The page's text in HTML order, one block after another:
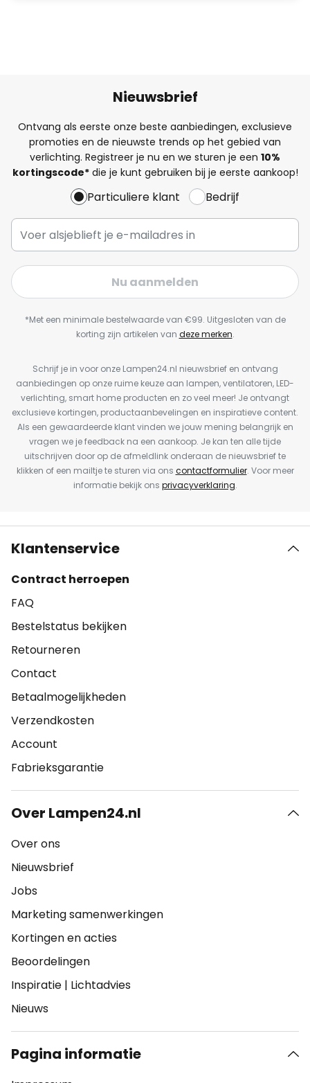
Nieuwsbrief
Ontvang als eerste onze beste aanbiedingen, exclusieve
promoties en de nieuwste trends op het gebied van
verlichting. Registreer je nu en we sturen je een 10%
kortingscode*die je kunt gebruiken bij je eerste aankoop!
Particuliere klant Bedrijf
Nu aanmelden
*Met een minimale bestelwaarde van €99. Uitgesloten van de
korting zijn artikelen van deze merken.
Schrijf je in voor onze Lampen24.nl nieuwsbrief en ontvang
aanbiedingen op onze ruime keuze aan lampen, ventilatoren, LED-
verlichting, smart home producten en zo veel meer! Je ontvangt
exclusieve kortingen, productaanbevelingen en inspiratieve content.
Als een gewaardeerde klant vinden we jouw mening belangrijk en
vragen we je feedback na een aankoop. Je kan ten alle tijde
uitschrijven door op de afmeldlink onderaan de nieuwsbrief te
klikken of een mailtje te sturen via ons contactformulier. Voor meer
informatie bekijk ons privacyverklaring.
Klantenservice
Contract herroepen
FAQ
Bestelstatus bekijken
Retourneren
Contact
Betaalmogelijkheden
Verzendkosten
Account
Fabrieksgarantie
Over Lampen24.nl
Over ons
Nieuwsbrief
Jobs
Marketing samenwerkingen
Kortingen en acties
Beoordelingen
Inspiratie | Lichtadvies
Nieuws
Pagina informatie